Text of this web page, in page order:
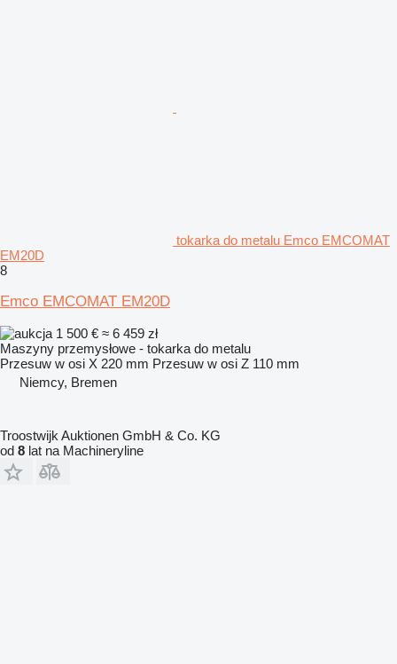
tokarka do metalu Emco EMCOMAT
EM20D
8
Emco EMCOMAT EM20D
1 500 € ≈ 6 459 zł
Maszyny przemysłowe - tokarka do metalu
Przesuw w osi X 220 mm Przesuw w osi Z 110 mm
Niemcy, Bremen
Troostwijk Auktionen GmbH & Co. KG
od 8 lat na Machineryline